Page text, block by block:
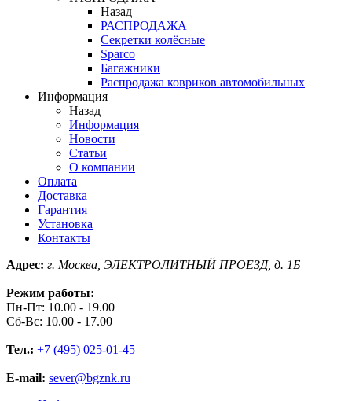
Назад
РАСПРОДАЖА
Секретки колёсные
Sparco
Багажники
Распродажа ковриков автомобильных
Информация
Назад
Информация
Новости
Статьи
О компании
Оплата
Доставка
Гарантия
Установка
Контакты
Адрес: г. Москва, ЭЛЕКТРОЛИТНЫЙ ПРОЕЗД, д. 1Б
Режим работы:
Пн-Пт: 10.00 - 19.00
Сб-Вс: 10.00 - 17.00
Тел.: +7 (495) 025-01-45
E-mail: sever@bgznk.ru